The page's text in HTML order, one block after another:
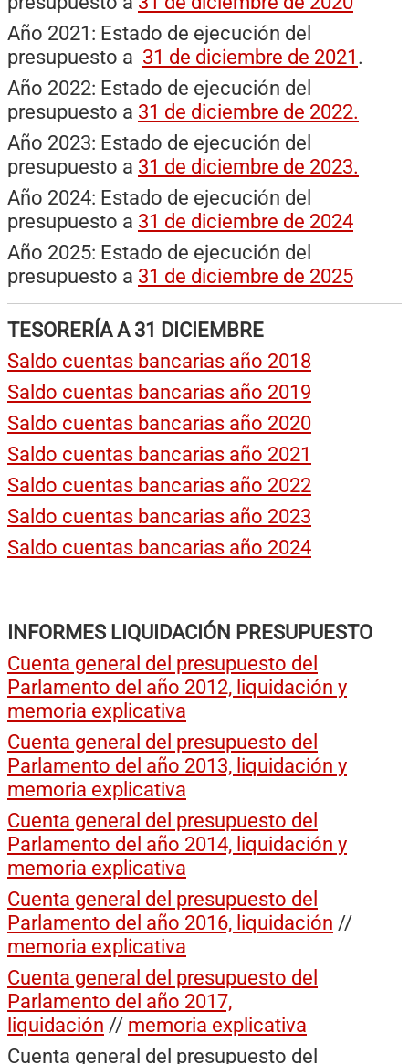
Año 2021: Estado de ejecución del
presupuesto a 31 de diciembre de 2021 .
Año 2022: Estado de ejecución del
presupuesto a 31 de diciembre de 2022.
Año 2023: Estado de ejecución del
presupuesto a 31 de diciembre de 2023.
Año 2024: Estado de ejecución del
presupuesto a 31 de diciembre de 2024
Año 2025: Estado de ejecución del
presupuesto a 31 de diciembre de 2025
TESORERÍA A 31 DICIEMBRE
Saldo cuentas bancarias año 2018
Saldo cuentas bancarias año 2019
Saldo cuentas bancarias año 2020
Saldo cuentas bancarias año 2021
Saldo cuentas bancarias año 2022
Saldo cuentas bancarias año 2023
Saldo cuentas bancarias año 2024
INFORMES LIQUIDACIÓN PRESUPUESTO
Cuenta general del presupuesto del
Parlamento del año 2012, liquidación y
memoria explicativa
Cuenta general del presupuesto del
Parlamento del año 2013, liquidación y
memoria explicativa
Cuenta general del presupuesto del
Parlamento del año 2014, liquidación y
memoria explicativa
Cuenta general del presupuesto del
Parlamento del año 2016, liquidación //
memoria explicativa
Cuenta general del presupuesto del
Parlamento del año 2017,
liquidación // memoria explicativa
Cuenta general del presupuesto del